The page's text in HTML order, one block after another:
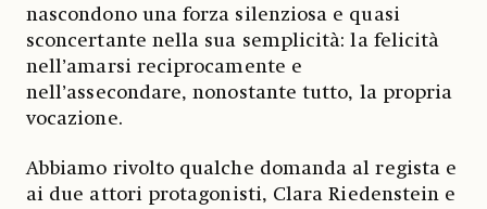
nascondono una forza silenziosa e quasi
sconcertante nella sua semplicità: la felicità
nell’amarsi reciprocamente e
nell’assecondare, nonostante tutto, la propria
vocazione.
Abbiamo rivolto qualche domanda al regista e
ai due attori protagonisti, Clara Riedenstein e